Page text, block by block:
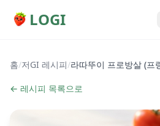
LOGI
홈/저GI 레시피/라따뚜이 프로방살 (프
← 레시피 목록으로